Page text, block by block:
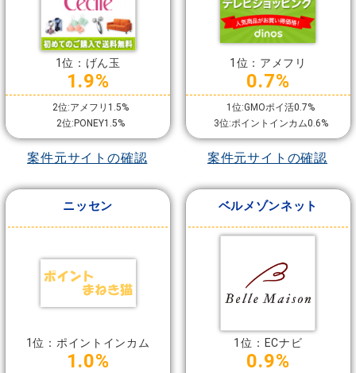
1位：げん玉
1.9%
2位:アメフリ1.5%
2位:PONEY1.5%
案件元サイトの確認
1位：アメフリ
0.7%
1位:GMOポイ活0.7%
3位:ポイントインカム0.6%
案件元サイトの確認
ニッセン
1位：ポイントインカム
1.0%
ベルメゾンネット
1位：ECナビ
0.9%